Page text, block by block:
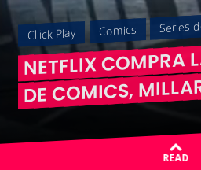
Cliick Play Comics Series
NETFLIX COMPRA
DE COMICS,
READ